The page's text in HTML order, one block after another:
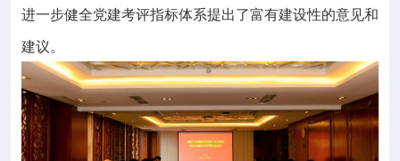
进一步健全党建考评指标体系提出了富有建设性的意见和
建议。